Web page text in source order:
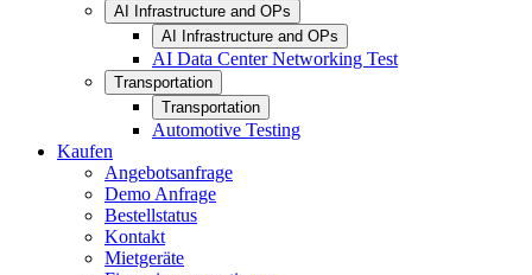
AI Infrastructure and OPs
AI Infrastructure and OPs
AI Data Center Networking Test
Transportation
Transportation
Automotive Testing
Kaufen
Angebotsanfrage
Demo Anfrage
Bestellstatus
Kontakt
Mietgeräte